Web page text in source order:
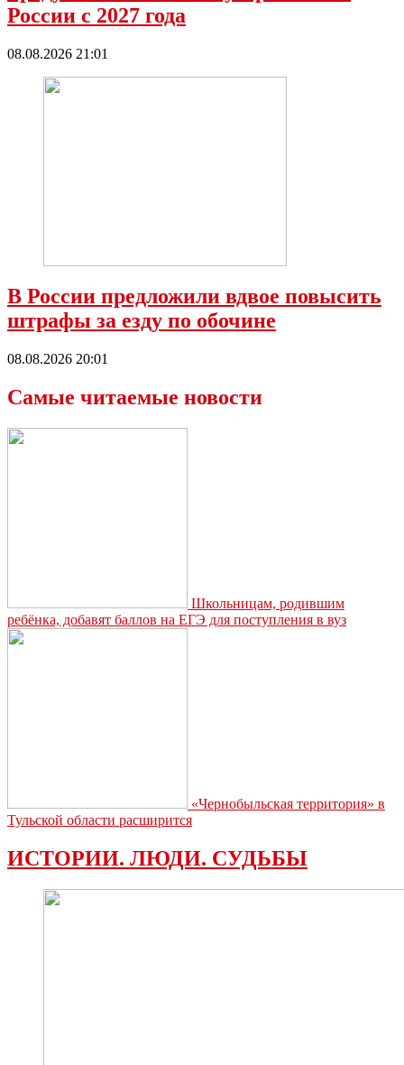
России с 2027 года
08.08.2026 21:01
В России предложили вдвое повысить
штрафы за езду по обочине
08.08.2026 20:01
Самые читаемые новости
Школьницам, родившим
ребёнка, добавят баллов на ЕГЭ для поступления в вуз
«Чернобыльская территория» в
Тульской области расширится
ИСТОРИИ. ЛЮДИ. СУДЬБЫ